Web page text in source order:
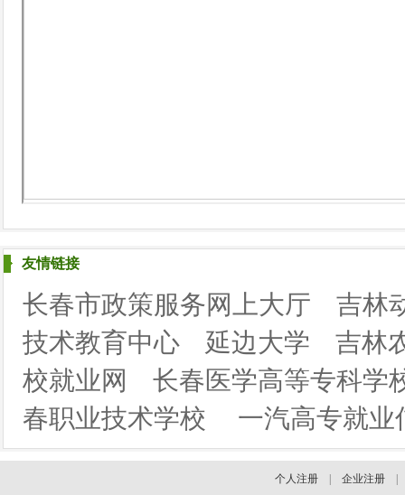
友情链接
长春市政策服务网上大厅
吉林
技术教育中心
延边大学
吉林
校就业网
长春医学高等专科学
春职业技术学校
一汽高专就业
个人注册 企业注册